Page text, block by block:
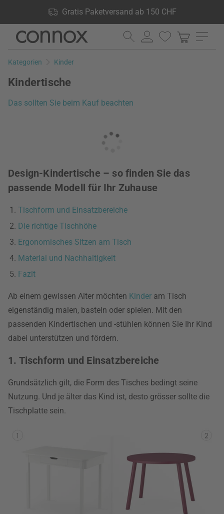
Gratis Paketversand ab 150 CHF
Produkte lagernd, 60 Tage Rückgaberecht
Direkt
Seiteninhalt
Direkt
Suchfeld
Kategorien Kinder
Kindertische
Das sollten Sie beim Kauf beachten
Design-Kindertische – so finden Sie das
passende Modell für Ihr Zuhause
Tischform und Einsatzbereiche
Die richtige Tischhöhe
Ergonomisches Sitzen am Tisch
Material und Nachhaltigkeit
Fazit
Ab einem gewissen Alter möchten Kinder am Tisch
eigenständig malen, basteln oder spielen. Mit den
passenden Kindertischen und -stühlen können Sie Ihr Kind
dabei unterstützen und fördern.
1. Tischform und Einsatzbereiche
Grundsätzlich gilt, die Form des Tisches bedingt seine
Nutzung. Und je älter das Kind ist, desto grösser sollte die
Tischplatte sein.